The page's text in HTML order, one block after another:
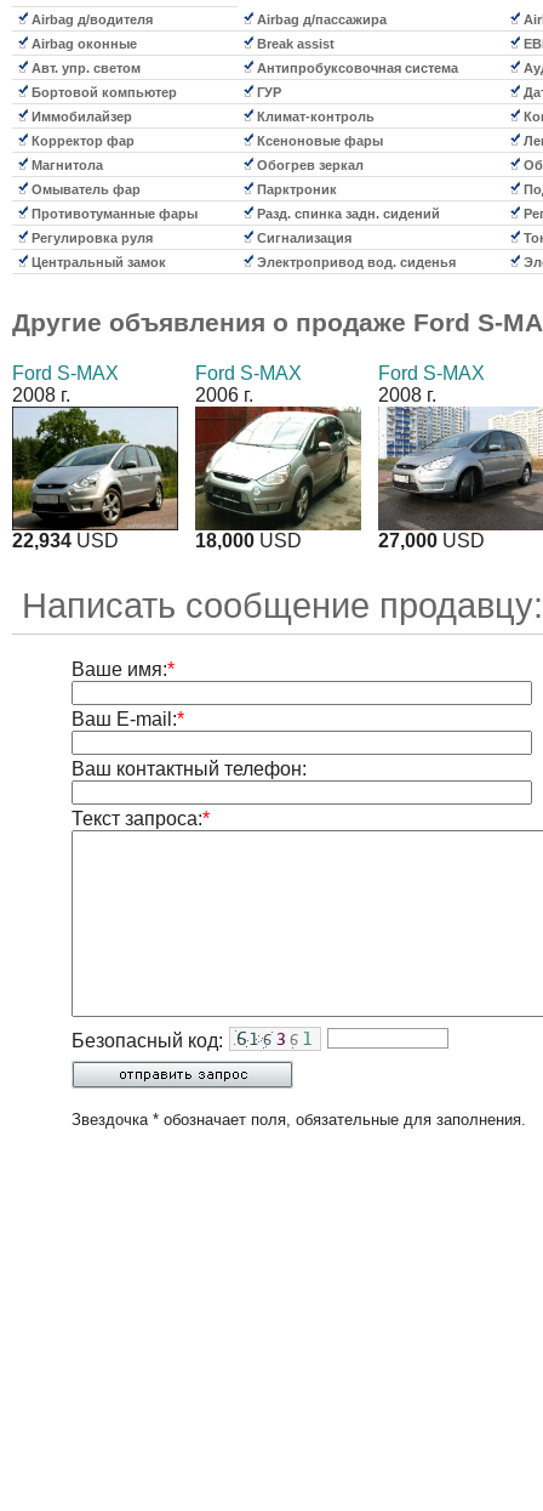
Airbag д/водителя
Airbag д/пассажира
Airbag оконные
Break assist
Авт. упр. светом
Антипробуксовочная система
Бортовой компьютер
ГУР
Иммобилайзер
Климат-контроль
Корректор фар
Ксеноновые фары
Магнитола
Обогрев зеркал
Омыватель фар
Парктроник
Противотуманные фары
Разд. спинка задн. сидений
Регулировка руля
Сигнализация
Центральный замок
Электропривод вод. сиденья
Другие объявления о продаже Ford S-
Ford S-MAX
2008 г.
22,934 USD
Ford S-MAX
2006 г.
18,000 USD
Ford S-MAX
2008 г.
27,000 USD
Написать сообщение
Ваше имя:*
Ваш E-mail:*
Ваш контактный телефон:
Текст запроса:*
Безопасный код:
Звездочка * обозначает поля, обязательные для заполнения.